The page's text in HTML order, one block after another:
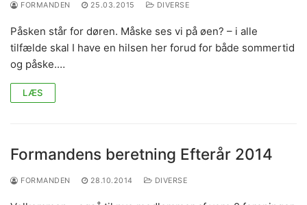
FORMANDEN 25.03.2015 DIVERSE
Påsken står for døren. Måske ses vi på øen? – i alle
tilfælde skal I have en hilsen her forud for både sommertid
og påske.…
LÆS
Formandens beretning Efterår 2014
FORMANDEN 28.10.2014 DIVERSE